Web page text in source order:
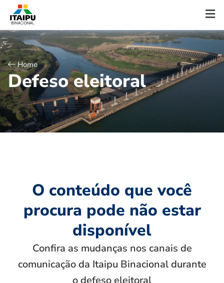
Home
Defeso eleitoral
O conteúdo que você
procura pode não estar
disponível
Confira as mudanças nos canais de
comunicação da Itaipu Binacional durante